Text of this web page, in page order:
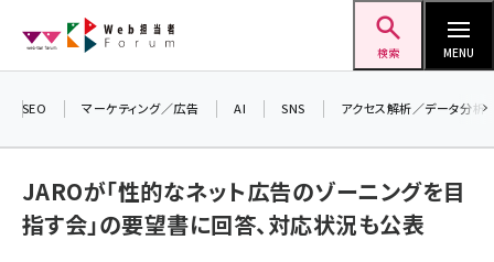
ン
検索 MENU
SEO マーケティング／広告 AI SNS アクセス解析／データ分析
JAROが「性的なネット広告のゾーニングを目
指す会」の要望書に回答、対応状況も公表
るセ